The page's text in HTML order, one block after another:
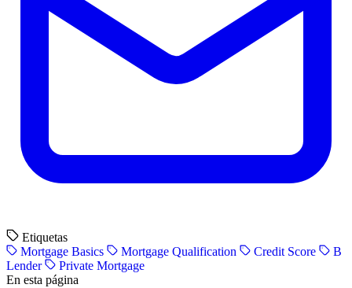
Etiquetas
Mortgage Basics
Mortgage Qualification Credit Score
B
Lender
Private Mortgage
En esta página